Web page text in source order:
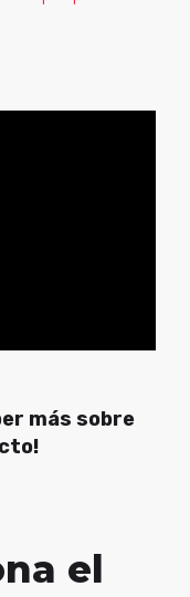
más sobre
el